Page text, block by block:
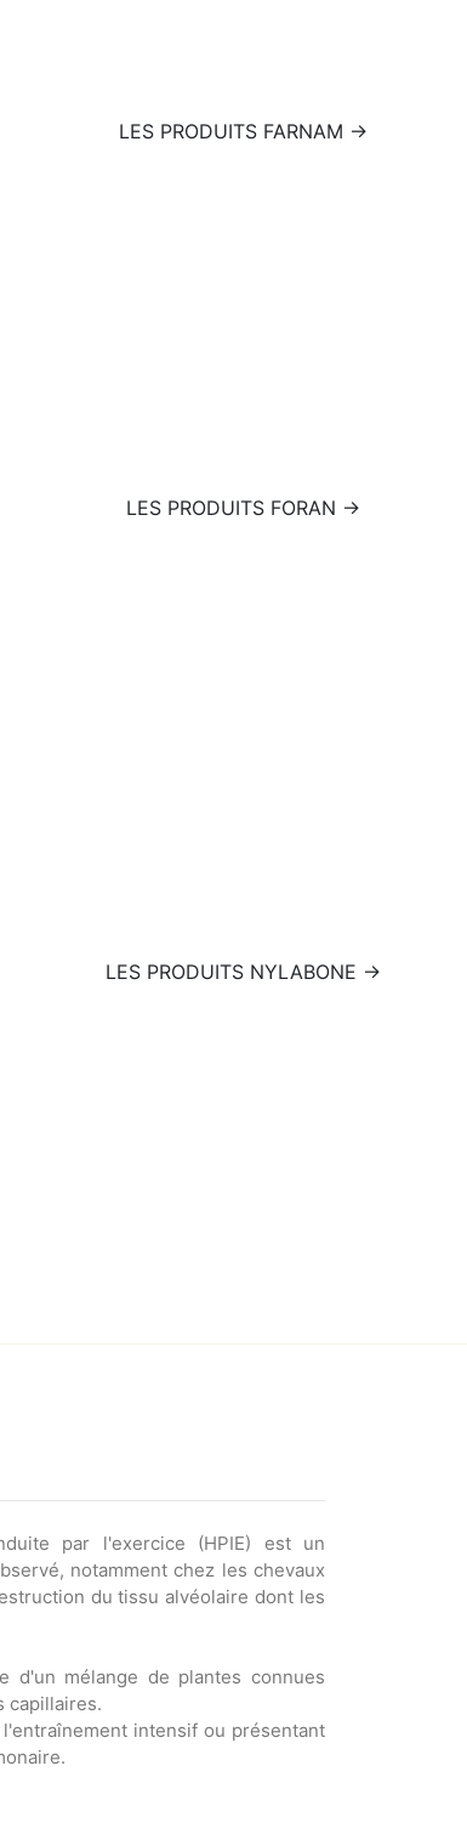
LES PRODUITS FARNAM →
LES PRODUITS FORAN →
LES PRODUITS NYLABONE →
par l'exercice (HPIE) est un
notamment chez les chevaux
du tissu alvéolaire dont les
d'un mélange de plantes connues
capillaires.
intensif ou présentant